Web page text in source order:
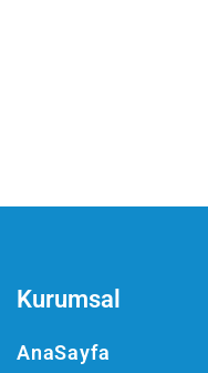
Kurumsal
AnaSayfa